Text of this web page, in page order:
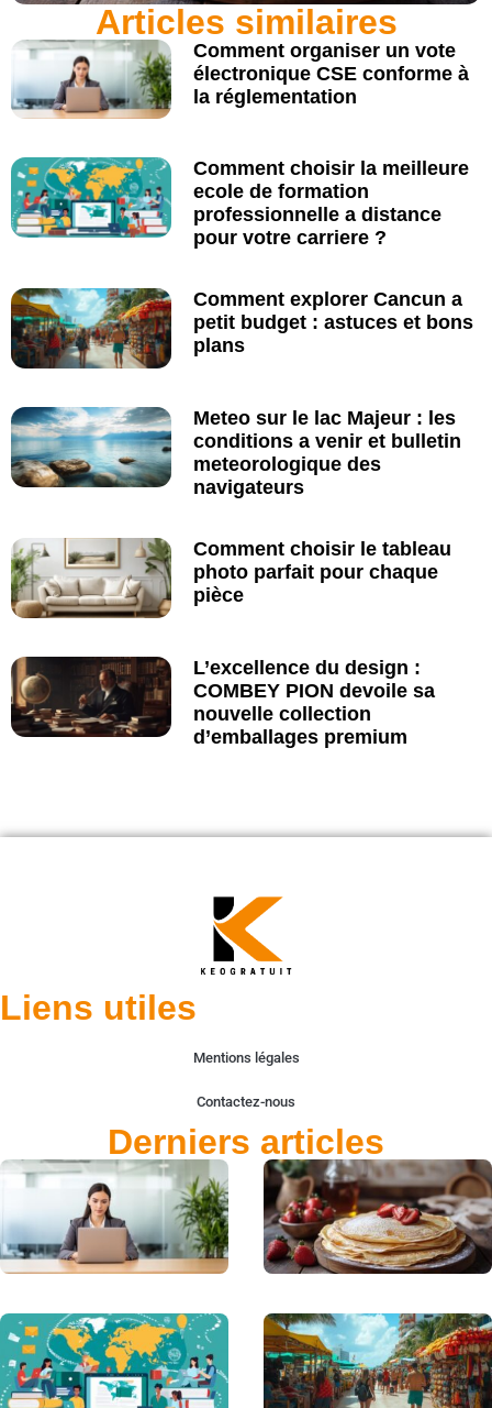
Articles similaires
Comment organiser un vote
électronique CSE conforme à
la réglementation
Comment choisir la meilleure
ecole de formation
professionnelle a distance
pour votre carriere ?
Comment explorer Cancun a
petit budget : astuces et bons
plans
Meteo sur le lac Majeur : les
conditions a venir et bulletin
meteorologique des
navigateurs
Comment choisir le tableau
photo parfait pour chaque
pièce
L’excellence du design :
COMBEY PION devoile sa
nouvelle collection
d’emballages premium
Liens utiles
Mentions légales
Contactez-nous
Derniers articles